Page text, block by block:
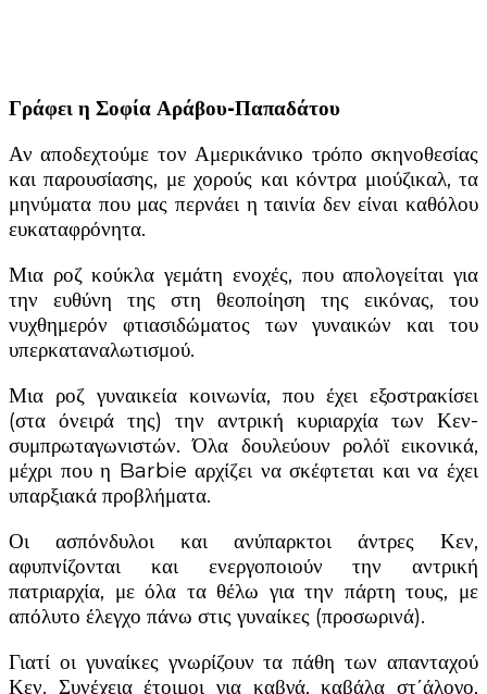
Γράφει η Σοφία Αράβου-Παπαδάτου
Αν αποδεχτούμε τον Αμερικάνικο τρόπο σκηνοθεσίας
και παρουσίασης, με χορούς και κόντρα μιούζικαλ, τα
μηνύματα που μας περνάει η ταινία δεν είναι καθόλου
ευκαταφρόνητα.
Μια ροζ κούκλα γεμάτη ενοχές, που απολογείται για
την ευθύνη της στη θεοποίηση της εικόνας, του
νυχθημερόν φτιασιδώματος των γυναικών και του
υπερκαταναλωτισμού.
Μια ροζ γυναικεία κοινωνία, που έχει εξοστρακίσει
(στα όνειρά της) την αντρική κυριαρχία των Κεν-
συμπρωταγωνιστών. Όλα δουλεύουν ρολόϊ εικονικά,
μέχρι που η Barbie αρχίζει να σκέφτεται και να έχει
υπαρξιακά προβλήματα.
Οι ασπόνδυλοι και ανύπαρκτοι άντρες Κεν,
αφυπνίζονται και ενεργοποιούν την αντρική
πατριαρχία, με όλα τα θέλω για την πάρτη τους, με
απόλυτο έλεγχο πάνω στις γυναίκες (προσωρινά).
Γιατί οι γυναίκες γνωρίζουν τα πάθη των απανταχού
Κεν. Συνέχεια έτοιμοι για καβγά, καβάλα στ΄άλογο,